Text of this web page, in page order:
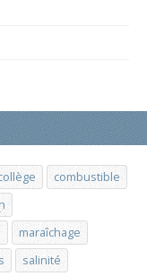
combustible
maraîchage
salinité